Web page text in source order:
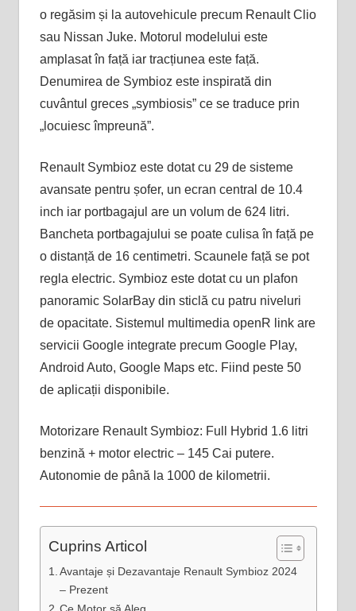
o regăsim și la autovehicule precum Renault Clio
sau Nissan Juke. Motorul modelului este
amplasat în față iar tracțiunea este față.
Denumirea de Symbioz este inspirată din
cuvântul greces „symbiosis” ce se traduce prin
„locuiesc împreună”.
Renault Symbioz este dotat cu 29 de sisteme
avansate pentru șofer, un ecran central de 10.4
inch iar portbagajul are un volum de 624 litri.
Bancheta portbagajului se poate culisa în față pe
o distanță de 16 centimetri. Scaunele față se pot
regla electric. Symbioz este dotat cu un plafon
panoramic SolarBay din sticlă cu patru niveluri
de opacitate. Sistemul multimedia openR link are
servicii Google integrate precum Google Play,
Android Auto, Google Maps etc. Fiind peste 50
de aplicații disponibile.
Motorizare Renault Symbioz: Full Hybrid 1.6 litri
benzină + motor electric – 145 Cai putere.
Autonomie de până la 1000 de kilometrii.
Cuprins Articol
Avantaje și Dezavantaje Renault Symbioz 2024
– Prezent